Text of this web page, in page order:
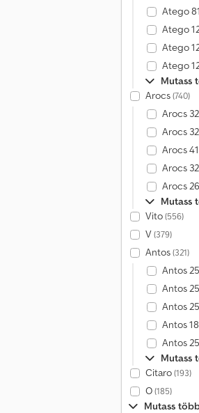
Atego
Atego
Atego
Atego
Mutass
Arocs(740)
Arocs
Arocs
Arocs
Arocs
Arocs
Mutass
Vito(556)
V(379)
Antos(321)
Antos
Antos
Antos
Antos
Antos
Mutass
Citaro(193)
O(185)
Mutass